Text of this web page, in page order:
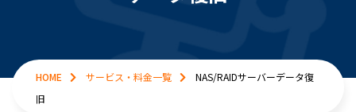
HOME サービス・料金一覧
NAS/RAIDサーバーデータ復
旧